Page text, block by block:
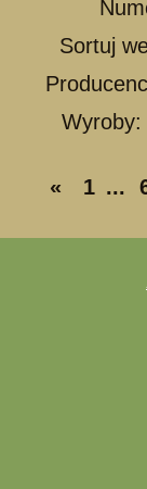
Sortuj
Wyroby:
« 1 ...